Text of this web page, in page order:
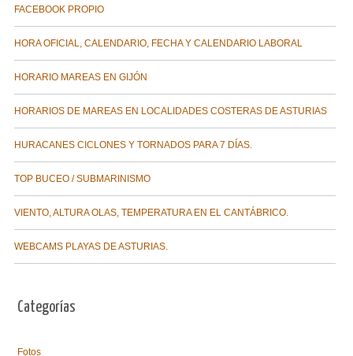
FACEBOOK PROPIO
HORA OFICIAL, CALENDARIO, FECHA Y CALENDARIO LABORAL
HORARIO MAREAS EN GIJÓN
HORARIOS DE MAREAS EN LOCALIDADES COSTERAS DE ASTURIAS
HURACANES CICLONES Y TORNADOS PARA 7 DÍAS.
TOP BUCEO / SUBMARINISMO
VIENTO, ALTURA OLAS, TEMPERATURA EN EL CANTÁBRICO.
WEBCAMS PLAYAS DE ASTURIAS.
Categorías
Fotos